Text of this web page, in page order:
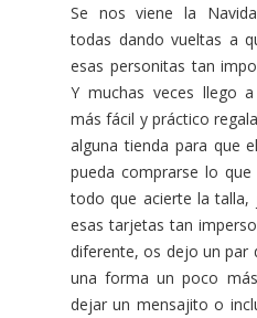
Se nos viene la
todas dando vueltas a
esas personitas tan
Y muchas veces llego
más fácil y práctico
alguna tienda para que
pueda comprarse lo
todo que acierte la talla,
esas tarjetas tan
diferente, os dejo un par
una forma un poco
dejar un mensajito o